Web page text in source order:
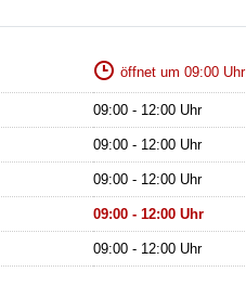
öffnet um 09:00 Uhr
09:00 - 12:00 Uhr
09:00 - 12:00 Uhr
09:00 - 12:00 Uhr
09:00 - 12:00 Uhr
09:00 - 12:00 Uhr